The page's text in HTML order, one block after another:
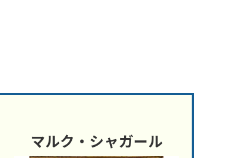
マルク・シャガール